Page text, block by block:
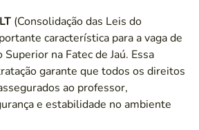
(Consolidação das Leis do
característica para a vaga de
na Fatec de Jaú. Essa
garante que todos os direitos
ao professor,
e estabilidade no ambiente